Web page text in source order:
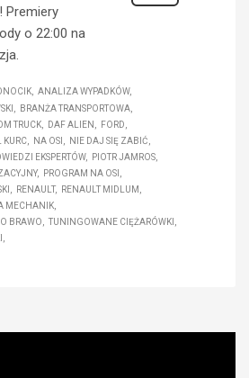
Premiery
o 22:00 na
ANALIZA WYPADKÓW
BRANŻA TRANSPORTOWA
TRUCK DAF ALIEN
FORD
KURC NA OSI
NIE DAJ SIĘ ZABIĆ
EKSPERTÓW
PIOTR JAMROS
PROGRAM NA OSI
RENAULT
RENAULT MIDLUM
MECHANIK
BRAWO
TUNINGOWANE CIĘŻARÓWKI